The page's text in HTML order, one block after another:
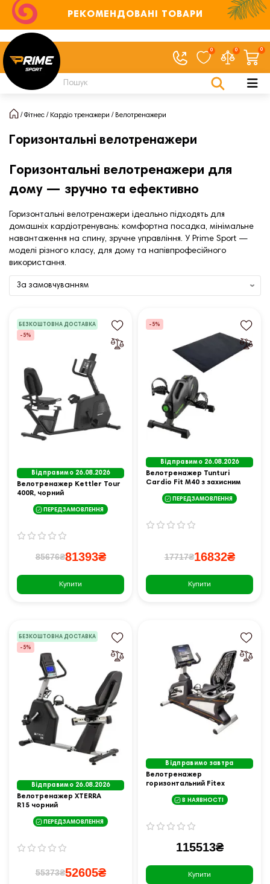
РЕКОМЕНДОВАНІ ТОВАРИ
0 0 0
Фітнес Кардіо тренажери Велотренажери
Горизонтальні велотренажери
Горизонтальні велотренажери для
дому — зручно та ефективно
Горизонтальні велотренажери ідеально підходять для
домашніх кардіотренувань: комфортна посадка, мінімальне
навантаження на спину, зручне управління. У Prime Sport —
моделі різного класу, для дому та напівпрофесійного
використання.
БЕЗКОШТОВНА ДОСТАВКА
-5%
Відправимо 26.08.2026
Велотренажер Kettler Tour
400R, чорний
ПЕРЕДЗАМОВЛЕННЯ
85676₴81393₴
Купити
-5%
Відправимо 26.08.2026
Велотренажер Tunturi
Cardio Fit M40 з захисним
ПЕРЕДЗАМОВЛЕННЯ
17717₴16832₴
Купити
БЕЗКОШТОВНА ДОСТАВКА
-5%
Відправимо 26.08.2026
Велотренажер XTERRA
R15 чорний
ПЕРЕДЗАМОВЛЕННЯ
55373₴52605₴
Відправимо завтра
Велотренажер
горизонтальний Fitex
В НАЯВНОСТІ
115513₴
Купити